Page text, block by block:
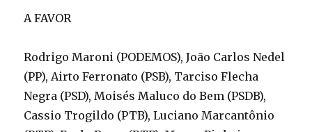
A FAVOR
Rodrigo Maroni (PODEMOS), João Carlos Nedel
(PP), Airto Ferronato (PSB), Tarciso Flecha
Negra (PSD), Moisés Maluco do Bem (PSDB),
Cassio Trogildo (PTB), Luciano Marcantônio